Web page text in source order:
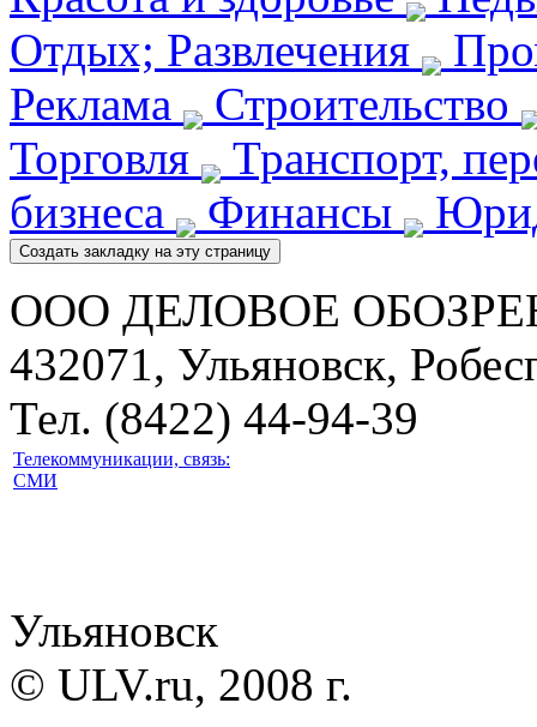
Отдых; Развлечения
Реклама
Строительство
Торговля
Транспорт,
бизнеса
Финансы
ООО ДЕЛОВОЕ
432071, Ульяновск,
Тел. (8422) 44-94-39
Телекоммуникации, связь:
СМИ
Ульяновск
© ULV.ru, 2008 г.